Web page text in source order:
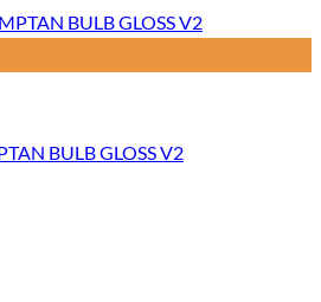
BULB GLOSS V2